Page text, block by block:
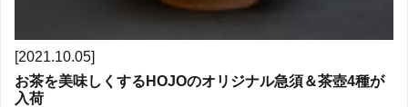
[2021.10.05]
お茶を美味しくするHOJOのオリジナル急須＆茶壺4種が
入荷